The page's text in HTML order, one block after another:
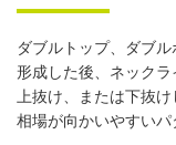
ダブルトップ、ダブ
形成した後、ネック
上抜け、または下抜
相場が向かいやすいパ